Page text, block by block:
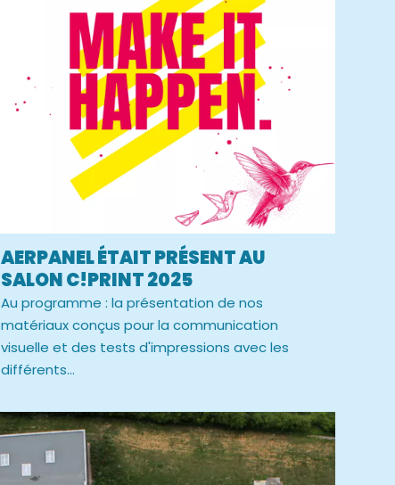
AERPANEL ÉTAIT PRÉSENT AU
SALON C!PRINT 2025
Au programme : la présentation de nos
matériaux conçus pour la communication
visuelle et des tests d'impressions avec les
différents...